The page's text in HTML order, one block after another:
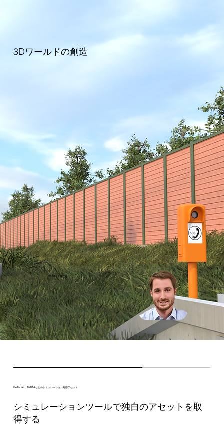
3Dワールドの創造
専門家に相談する
CarMaker、DYNA4 などのシミュレーション対応アセット
シミュレーションツールで独自のアセットを取
得する